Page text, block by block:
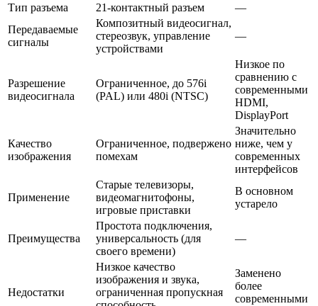
Тип разъема 21-контактный разъем
—
Передаваемые
сигналы
Композитный видеосигнал,
стереозвук, управление
устройствами
—
Разрешение
видеосигнала
Ограниченное, до 576i
(PAL) или 480i (NTSC)
Низкое по
сравнению с
современными
HDMI,
DisplayPort
Качество
изображения
Ограниченное, подвержено
помехам
Значительно
ниже, чем у
современных
интерфейсов
Применение
Старые телевизоры,
видеомагнитофоны,
игровые приставки
В основном
устарело
Преимущества
Простота подключения,
универсальность (для
своего времени)
—
Недостатки
Низкое качество
изображения и звука,
ограниченная пропускная
Заменено
более
современными